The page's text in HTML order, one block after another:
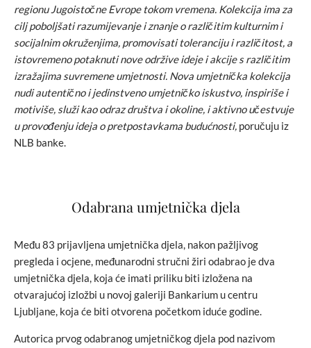
regionu Jugoistočne Evrope tokom vremena. Kolekcija ima za
cilj poboljšati razumijevanje i znanje o različitim kulturnim i
socijalnim okruženjima, promovisati toleranciju i različitost, a
istovremeno potaknuti nove održive ideje i akcije s različitim
izražajima suvremene umjetnosti. Nova umjetnička kolekcija
nudi autentično i jedinstveno umjetničko iskustvo, inspiriše i
motiviše, služi kao odraz društva i okoline, i aktivno učestvuje
u provođenju ideja o pretpostavkama budućnosti, poručuju iz
NLB banke.
Odabrana umjetnička djela
Među 83 prijavljena umjetnička djela, nakon pažljivog
pregleda i ocjene, međunarodni stručni žiri odabrao je dva
umjetnička djela, koja će imati priliku biti izložena na
otvarajućoj izložbi u novoj galeriji Bankarium u centru
Ljubljane, koja će biti otvorena početkom iduće godine.
Autorica prvog odabranog umjetničkog djela pod nazivom